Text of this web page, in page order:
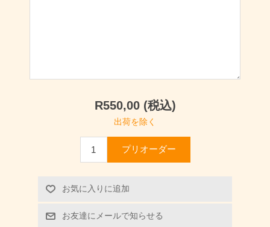
R550,00 (税込)
出荷を除く
プリオーダー
お気に入りに追加
お友達にメールで知らせる